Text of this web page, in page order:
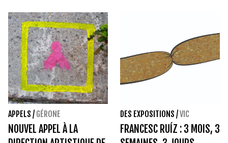
APPELS / GÉRONE
NOUVEL APPEL À LA
DES EXPOSITIONS /VIC
FRANCESC RUÍZ : 3 MOIS, 3